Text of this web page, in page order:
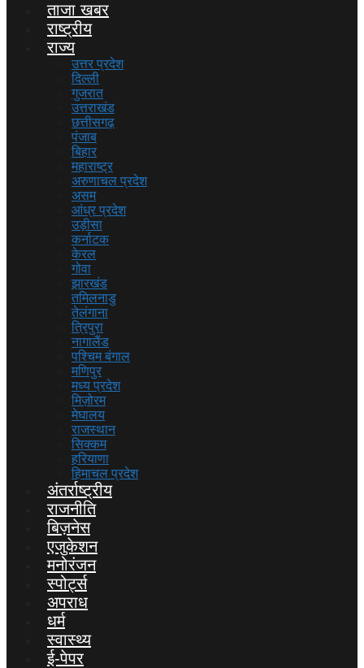
ताजा खबर
राष्ट्रीय
राज्य
उत्तर प्रदेश
दिल्ली
गुजरात
उत्तराखंड
छत्तीसगढ़
पंजाब
बिहार
महाराष्ट्र
अरुणाचल प्रदेश
असम
आंध्र प्रदेश
उड़ीसा
कर्नाटक
केरल
गोवा
झारखंड
तमिलनाडु
तेलंगाना
त्रिपुरा
नागालैंड
पश्चिम बंगाल
मणिपुर
मध्य प्रदेश
मिज़ोरम
मेघालय
राजस्थान
सिक्कम
हरियाणा
हिमाचल प्रदेश
अंतर्राष्ट्रीय
राजनीति
बिज़नेस
एजुकेशन
मनोरंजन
स्पोर्ट्स
अपराध
धर्म
स्वास्थ्य
ई-पेपर